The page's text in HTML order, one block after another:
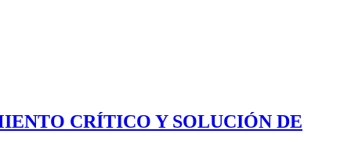
CRÍTICO Y SOLUCIÓN DE